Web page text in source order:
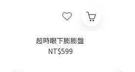
超時眼下膨膨盤
NT$599